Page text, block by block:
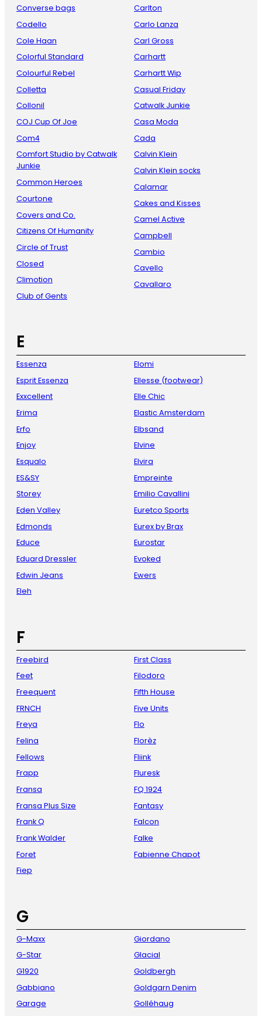
Converse bags
Codello
Cole Haan
Colorful Standard
Colourful Rebel
Colletta
Collonil
COJ Cup Of Joe
Com4
Comfort Studio by Catwalk
Junkie
Common Heroes
Courtone
Covers and Co.
Citizens Of Humanity
Circle of Trust
Closed
Climotion
Club of Gents
Carlton
Carlo Lanza
Carl Gross
Carhartt
Carhartt Wip
Casual Friday
Catwalk Junkie
Casa Moda
Cada
Calvin Klein
Calvin Klein socks
Calamar
Cakes and Kisses
Camel Active
Campbell
Cambio
Cavello
Cavallaro
E
Essenza
Esprit Essenza
Exxcellent
Erima
Erfo
Enjoy
Esqualo
ES&SY
Storey
Eden Valley
Edmonds
Educe
Eduard Dressler
Edwin Jeans
Eleh
Elomi
Ellesse (footwear)
Elle Chic
Elastic Amsterdam
Elbsand
Elvine
Elvira
Empreinte
Emilio Cavallini
Euretco Sports
Eurex by Brax
Eurostar
Evoked
Ewers
F
Freebird
Feet
Freequent
FRNCH
Freya
Felina
Fellows
Frapp
Fransa
Fransa Plus Size
Frank Q
Frank Walder
Foret
Fiep
First Class
Filodoro
Fifth House
Five Units
Flo
Florèz
Fliink
Fluresk
FQ 1924
Fantasy
Falcon
Falke
Fabienne Chapot
G
G-Maxx
G-Star
G1920
Gabbiano
Garage
Giordano
Glacial
Goldbergh
Goldgarn Denim
Golléhaug